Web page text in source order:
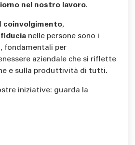
nel nostro lavoro.
coinvolgimento,
fiducia nelle persone sono i
fondamentali per
aziendale che si riflette
e sulla produttività di tutti.
iniziative: guarda la